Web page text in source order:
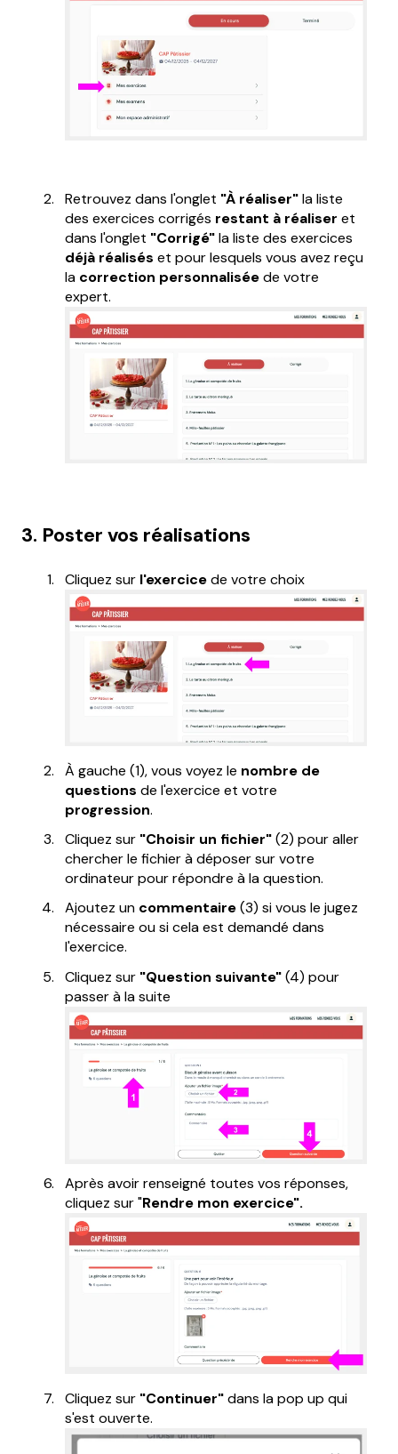
Retrouvez dans l'onglet "À réaliser"la liste
des exercices corrigés restant à réaliser et
dans l'onglet "Corrigé"la liste des exercices
déjà réalisés et pour lesquels vous avez reçu
la correction personnaliséede votre
expert.
3. Poster vos réalisations
Cliquez sur l'exercicede votre choix
À gauche (1), vous voyez le nombre de
questions de l'exercice et votre
progression.
Cliquez sur "Choisir un fichier"(2) pour aller
chercher le fichier à déposer sur votre
ordinateur pour répondre à la question.
Ajoutez un commentaire(3) si vous le jugez
nécessaire ou si cela est demandé dans
l'exercice.
Cliquez sur "Question suivante"(4) pour
passer à la suite
Après avoir renseigné toutes vos réponses,
cliquez sur "Rendre mon exercice".
Cliquez sur "Continuer"dans la pop up qui
s'est ouverte.